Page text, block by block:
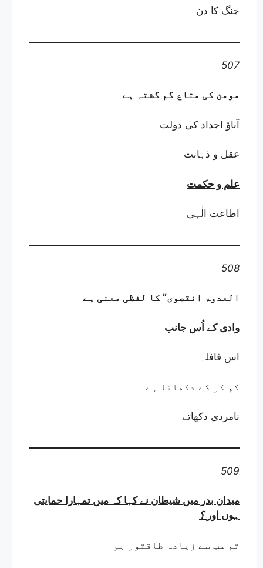
جنگ کا دن
507
مومن کی متاع گم گشتہ ہے
آباوٗ اجداد کی دولت
عقل و ذہانت
علم و حکمت
اطاعت الٰہی
508
العدوۃ انقصوی” کا لفظی معنی ہے
وادی کے اُس جانب
اس قافلہ
کم کر کے دکھاتا ہے
نامردی دکھاتے
509
میدان بدر میں شیطان نے کہا کہ میں تمہارا حمایتی
ہوں اور ؟
تم سب سے زیادہ طاقتور ہو